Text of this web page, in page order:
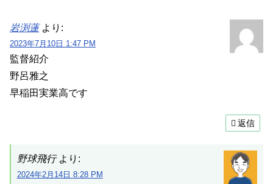
岩渕蓮 より:
2023年7月10日 1:47 PM
監督紹介
野呂雅之
早稲田実業高です
返信
野球飛行 より:
2024年2月14日 8:28 PM